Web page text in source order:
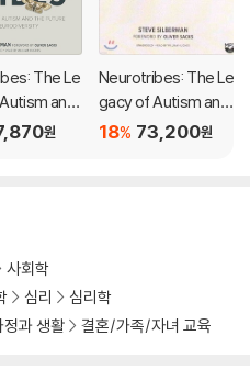
of autistic people and their f
provides long-sought
world in which people with l
love them have access to
healthier, more secur
story of Hans Asperger, t
engineering experiment in
campaign by child psychia
of the autism spectr
The Le
and
of Neuro
원
Neurotribes: The Le
gacy of Autism and
the Future of Neuro
73,200원
18%
사회학
심리
심리학
정과 생활 결혼/가족/자녀 교육